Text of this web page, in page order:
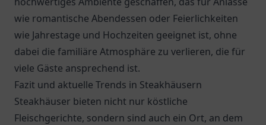
wie romantische Abendessen oder Feierlichkeiten
wie Jahrestage und Hochzeiten geeignet ist, ohne
dabei die familiäre Atmosphäre zu verlieren, die für
viele Gäste ansprechend ist.
Fazit und aktuelle Trends in Steakhäusern
Steakhäuser bieten nicht nur köstliche
Fleischgerichte, sondern sind auch ein Ort, an dem